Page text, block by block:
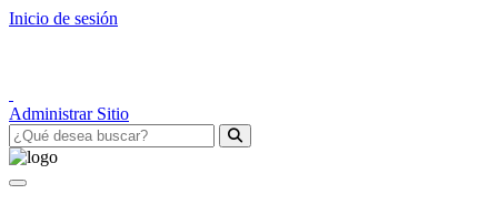
Inicio de sesión
Administrar Sitio